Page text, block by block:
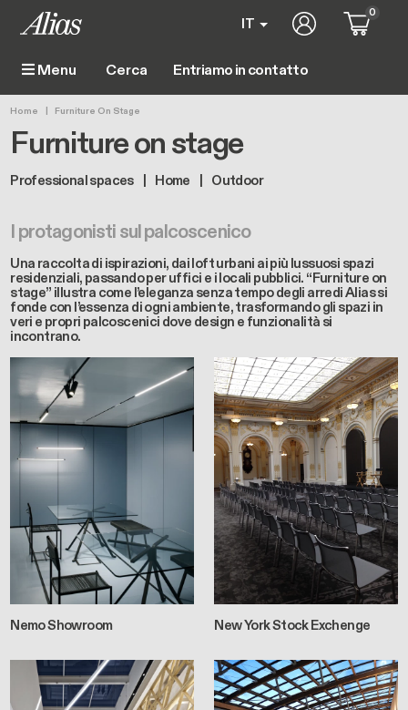
Menu Main navigation
Entriamo in contatto
IT User account
0
Briciole di pane
Home Furniture On Stage
Furniture on stage
Professional spaces Home Outdoor
I protagonisti sul palcoscenico
Una raccolta di ispirazioni, dai loft urbani ai più lussuosi spazi
residenziali, passando per uffici e i locali pubblici. “Furniture on
stage” illustra come l’eleganza senza tempo degli arredi Alias si
fonde con l’essenza di ogni ambiente, trasformando gli spazi in
veri e propri palcoscenici dove design e funzionalità si
incontrano.
Nemo Showroom New York Stock Exchenge